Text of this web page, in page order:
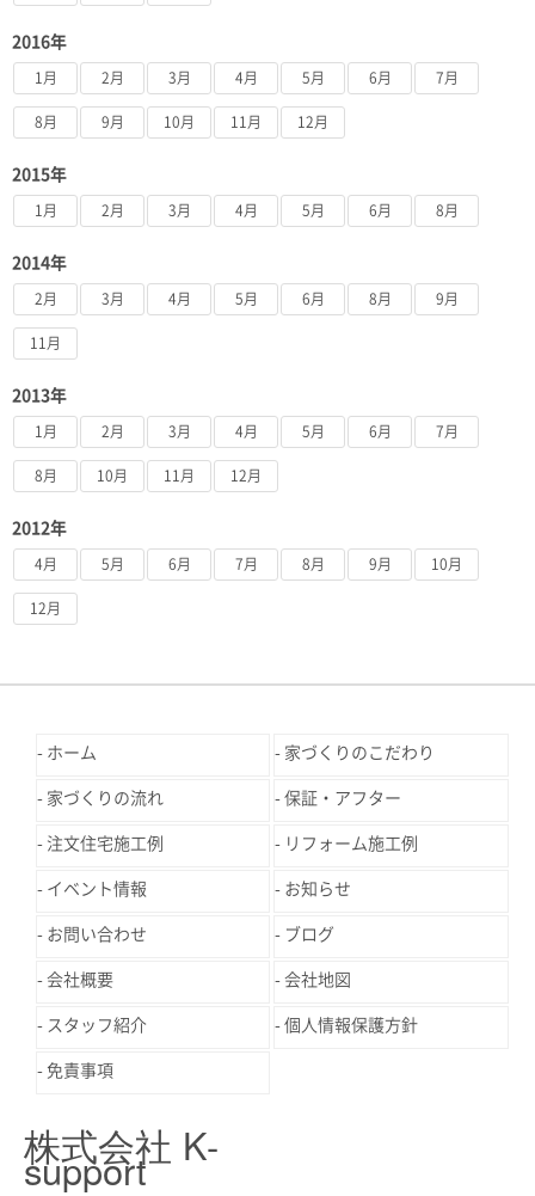
2016年
1月 2月 3月 4月 5月 6月 7月
8月 9月 10月 11月 12月
2015年
1月 2月 3月 4月 5月 6月 8月
2014年
2月 3月 4月 5月 6月 8月 9月
11月
2013年
1月 2月 3月 4月 5月 6月 7月
8月 10月 11月 12月
2012年
4月 5月 6月 7月 8月 9月 10月
12月
ホーム 家づくりのこだわり
家づくりの流れ 保証・アフター
注文住宅施工例 リフォーム施工例
イベント情報 お知らせ
お問い合わせ ブログ
会社概要 会社地図
スタッフ紹介 個人情報保護方針
免責事項
株式会社 K-
support